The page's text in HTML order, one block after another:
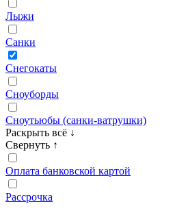
Лыжи
Санки
Снегокаты
Сноуборды
Сноутьюбы (санки‑ватрушки)
Раскрыть всё ↓
Свернуть ↑
Оплата банковской картой
Рассрочка